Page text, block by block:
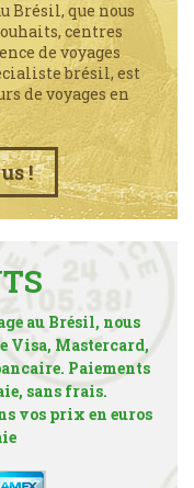
Brésil, que nous
centres
de voyages
brésil, est
de voyages en
!
au Brésil, nous
Visa, Mastercard,
Paiements
sans frais.
vos prix en euros